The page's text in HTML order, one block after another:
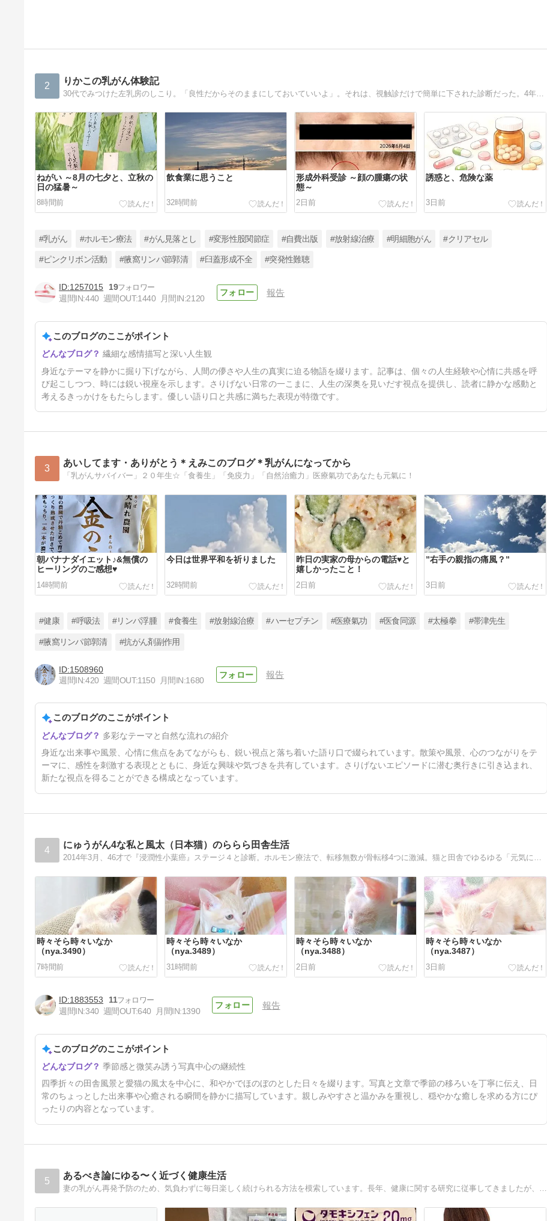
2 りかこの乳がん体験記
ねがい ～8月の七夕と、立秋の
日の猛暑～
8時間前
飲食業に思うこと
32時間前
形成外科受診 ～顔の腫瘍の状
態～
2日前
誘惑と、危険な薬
3日前
一生、逃れられない音 ～耳鼻
科受診予約～
#乳がん #ホルモン療法 #がん見落とし #変形性股関節症 #自費出版 #放射線治療 #明細胞がん #クリアセル
#ピンクリボン活動 #腋窩リンパ節郭清 #臼蓋形成不全 #突発性難聴
1257015
19
週間IN:440 週間OUT:1440 月間IN:2120
報告
このブログのここがポイント
繊細な感情描写と深い人生観
身近なテーマを静かに掘り下げながら、人間の儚さや人生の真実に迫る物語を綴ります。記事は、個々の人生経験や心情に共感を呼
び起こしつつ、時には鋭い視座を示します。さりげない日常の一こまに、人生の深奥を見いだす視点を提供し、読者に静かな感動と
考えるきっかけをもたらします。優しい語り口と共感に満ちた表現が特徴です。
3 あいしてます・ありがとう＊えみこのブログ＊乳がんになってから
「乳がんサバイバー」２０年生☆「食養生」「免疫力」「自然治癒力」医療氣功であなたも元氣に！
朝バナナダイエット♪&無償の
ヒーリングのご感想♥️
14時間前
今日は世界平和を祈りました
32時間前
昨日の実家の母からの電話♥️と
嬉しかったこと！
2日前
”右手の親指の痛風？”
3日前
はちみつレモン♪&はちみつは
かけませんが、昨日は、お好み
#健康 #呼吸法 #リンパ浮腫 #食養生 #放射線治療 #ハーセプチン #医療氣功 #医食同源 #太極拳 #帯津先生
#腋窩リンパ節郭清 #抗がん剤副作用
1508960
週間IN:420 週間OUT:1150 月間IN:1680
報告
このブログのここがポイント
多彩なテーマと自然な流れの紹介
身近な出来事や風景、心情に焦点をあてながらも、鋭い視点と落ち着いた語り口で綴られています。散策や風景、心のつながりをテ
ーマに、感性を刺激する表現とともに、身近な興味や気づきを共有しています。さりげないエピソードに潜む奥行きに引き込まれ、
新たな視点を得ることができる構成となっています。
4 にゅうがん4な私と風太（日本猫）のららら田舎生活
2014年3月、46才で『浸潤性小葉癌』ステージ４と診断。ホルモン療法で、転移無数が骨転移4つに激減。猫と田舎でゆるゆる「元気に」がん生活です。
時々そら時々いなか
（nya.3490）
7時間前
時々そら時々いなか
（nya.3489）
31時間前
時々そら時々いなか
（nya.3488）
2日前
時々そら時々いなか
（nya.3487）
3日前
時々そら時々いなか
（nya.3486）
4日前
1883553
11
週間IN:340 週間OUT:640 月間IN:1390
報告
このブログのここがポイント
季節感と微笑み誘う写真中心の継続性
四季折々の田舎風景と愛猫の風太を中心に、和やかでほのぼのとした日々を綴ります。写真と文章で季節の移ろいを丁寧に伝え、日
常のちょっとした出来事や心癒される瞬間を静かに描写しています。親しみやすさと温かみを重視し、穏やかな癒しを求める方にぴ
ったりの内容となっています。
5 あるべき論にゆる〜く近づく健康生活
妻の乳がん再発予防のため、気負わずに毎日楽しく続けられる方法を模索しています。長年、健康に関する研究に従事してきましたが、がんについて考えるのは初めて。新しい発見もあるので楽しんでやっています。